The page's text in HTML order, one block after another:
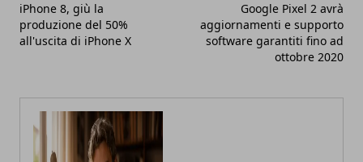
iPhone 8, giù la
produzione del 50%
all'uscita di iPhone X
Google Pixel 2 avrà
aggiornamenti e supporto
software garantiti fino ad
ottobre 2020